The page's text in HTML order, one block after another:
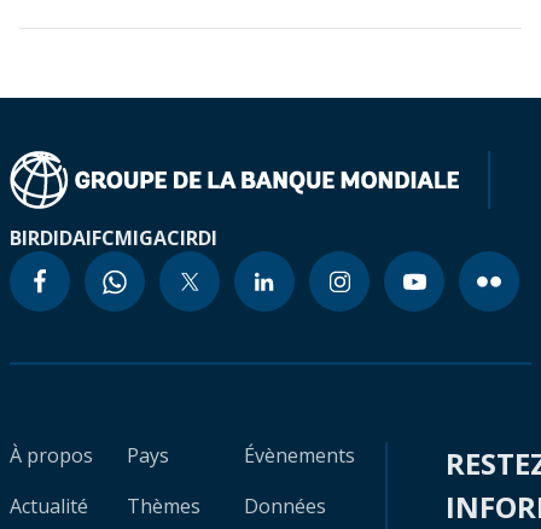
BIRDIDAIFCMIGACIRDI
À propos
Actualité
Pays
Thèmes
Évènements
Données